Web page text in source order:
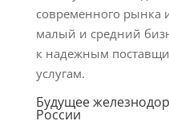
современного рынка
малый и средний
к надежным
услугам.
Будущее
России